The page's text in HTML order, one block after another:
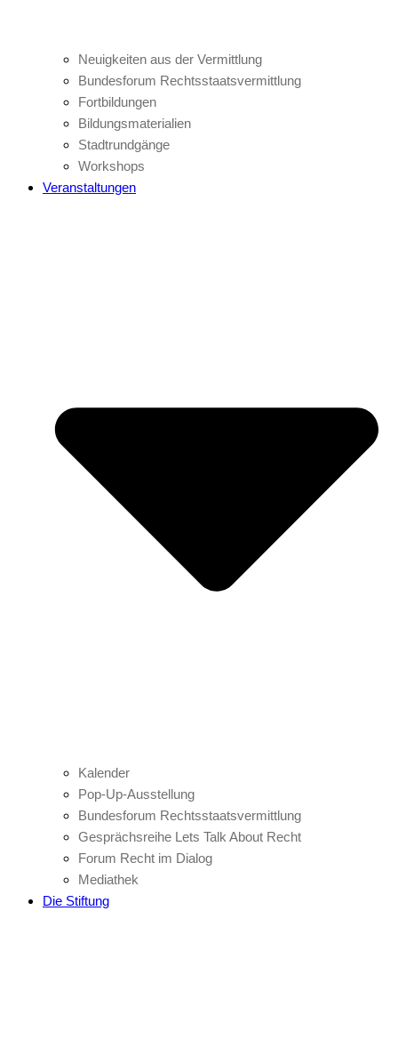
Neuigkeiten aus der Vermittlung
Bundesforum Rechtsstaatsvermittlung
Fortbildungen
Bildungsmaterialien
Stadtrundgänge
Workshops
Veranstaltungen
Kalender
Pop-Up-Ausstellung
Bundesforum Rechtsstaatsvermittlung
Gesprächsreihe Lets Talk About Recht
Forum Recht im Dialog
Mediathek
Die Stiftung